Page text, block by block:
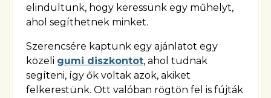
elindultunk, hogy keressünk egy műhelyt,
ahol segíthetnek minket.
Szerencsére kaptunk egy ajánlatot egy
közeli gumi diszkontot, ahol tudnak
segíteni, így ők voltak azok, akiket
felkerestünk. Ott valóban rögtön fel is fújták